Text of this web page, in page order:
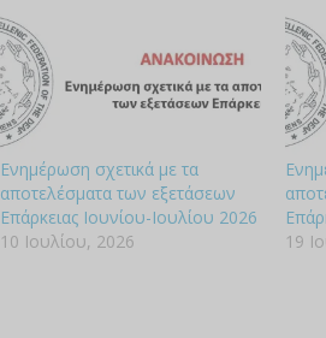
Ενημέρωση σχετικά με τα
αποτελέσματα των εξετάσεων
Επάρκειας Ιουνίου-Ιουλίου 2026
10 Ιουλίου, 2026
19